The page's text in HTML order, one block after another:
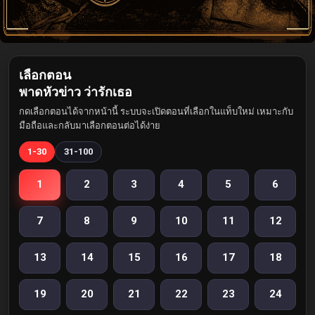
เลือกตอน
พาดหัวข่าว ว่ารักเธอ
กดเลือกตอนได้จากหน้านี้ ระบบจะเปิดตอนที่เลือกในแท็บใหม่ เหมาะกับ
มือถือและกลับมาเลือกตอนต่อได้ง่าย
1-30 31-100
1 2 3 4 5 6
7 8 9 10 11 12
13 14 15 16 17 18
19 20 21 22 23 24